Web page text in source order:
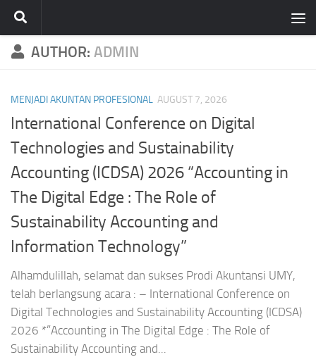
Skip to content
AUTHOR: ADMIN
MENJADI AKUNTAN PROFESIONAL AUGUST 7, 2026
International Conference on Digital
Technologies and Sustainability
Accounting (ICDSA) 2026 “Accounting in
The Digital Edge : The Role of
Sustainability Accounting and
Information Technology”
Alhamdulillah, selamat dan sukses Prodi Akuntansi UMY,
telah berlangsung acara : – International Conference on
Digital Technologies and Sustainability Accounting (ICDSA)
2026 *”Accounting in The Digital Edge : The Role of
Sustainability Accounting and...